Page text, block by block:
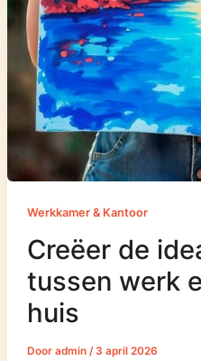
Werkkamer & Kantoor
Creëer de
tussen werk
huis
Door admin / 3 april 2026